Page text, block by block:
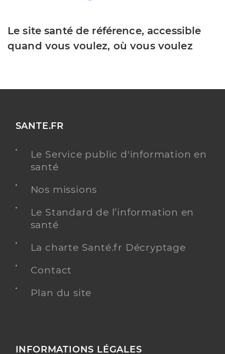
Le site santé de référence, accessible
quand vous voulez, où vous voulez
SANTE.FR
Le Service public d'information en
santé
Nos missions
Le Standard de l’information en
santé
La charte Santé.fr Décryptage
Contact
Plan du site
INFORMATIONS LÉGALES